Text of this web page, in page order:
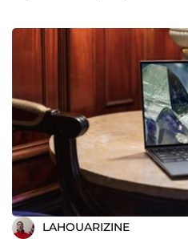
LAHOUARIZINE